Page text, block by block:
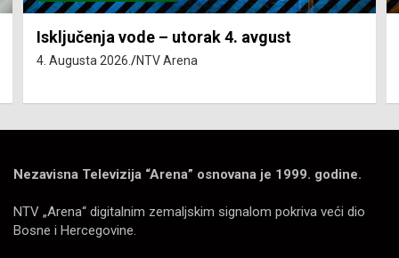
Isključenja vode – utorak 4. avgust
4. Augusta 2026. NTV Arena
Nezavisna Televizija “Arena” osnovana je 1999. godine.
NTV „Arena“ digitalnim zemaljskim signalom pokriva veći dio
Bosne i Hercegovine.